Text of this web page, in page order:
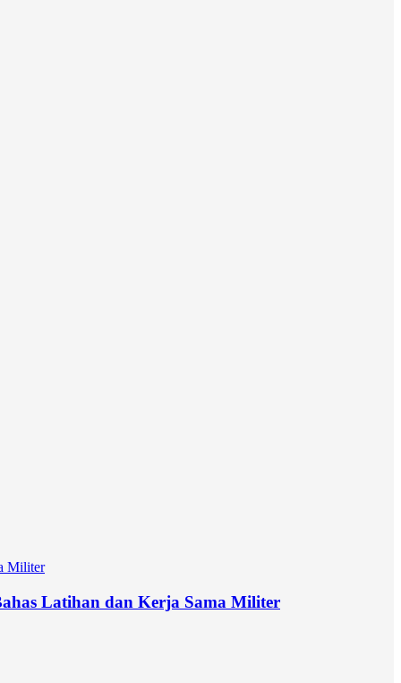
Latihan dan Kerja Sama Militer